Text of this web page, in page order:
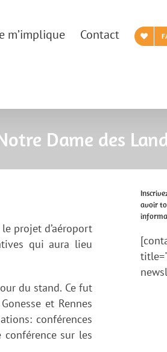
m’implique Contact
Dame des
projet d’aéroport
qui aura lieu
du stand. Ce fut
et Rennes
conférences
conférence sur les
avoir